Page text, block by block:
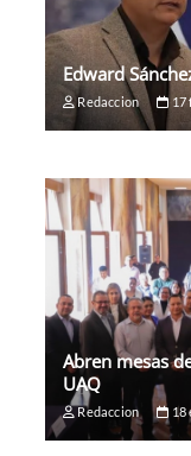
Edward
Redaccion 17
Abren mesas
UAQ
Redaccion 18